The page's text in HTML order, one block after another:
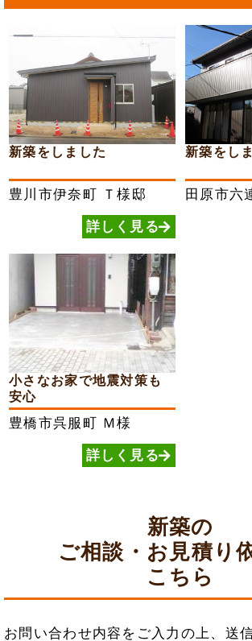
新築をしました
豊川市伊奈町 Ｔ様邸
詳しく見る
新築をし
田原市六
小さなお家で地震対策も
安心
豊橋市呉服町 Ｍ様
詳しく見る
新築の
ご相談・お見積り
こちら
お問い合わせ内容をご入力の上、送